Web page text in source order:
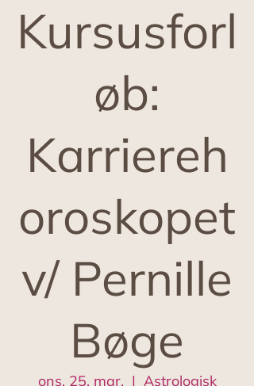
Kursusforl
øb:
Karriereh
oroskopet
v/ Pernille
Bøge
ons. 25. mar.
  |
Astrologisk